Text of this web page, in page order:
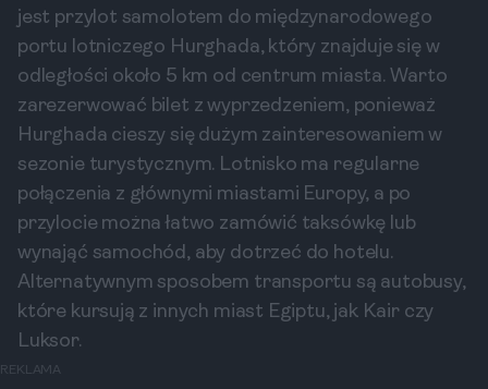
jest przylot samolotem do międzynarodowego
portu lotniczego Hurghada, który znajduje się w
odległości około 5 km od centrum miasta. Warto
zarezerwować bilet z wyprzedzeniem, ponieważ
Hurghada cieszy się dużym zainteresowaniem w
sezonie turystycznym. Lotnisko ma regularne
połączenia z głównymi miastami Europy, a po
przylocie można łatwo zamówić taksówkę lub
wynająć samochód, aby dotrzeć do hotelu.
Alternatywnym sposobem transportu są autobusy,
które kursują z innych miast Egiptu, jak Kair czy
Luksor.
REKLAMA